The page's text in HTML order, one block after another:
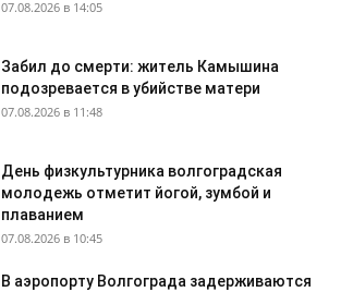
07.08.2026 в 14:05
Забил до смерти: житель Камышина
подозревается в убийстве матери
07.08.2026 в 11:48
День физкультурника волгоградская
молодежь отметит йогой, зумбой и
плаванием
07.08.2026 в 10:45
В аэропорту Волгограда задерживаются